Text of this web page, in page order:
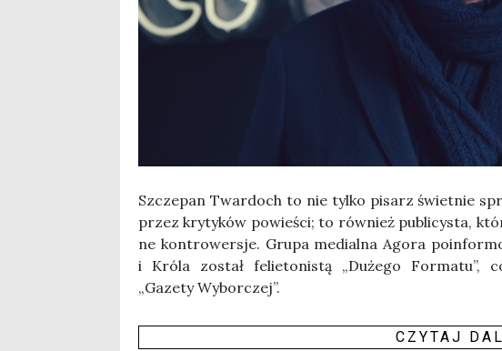
Szcze­pan Twar­doch to nie tyl­ko pisarz świet­nie
przez kry­ty­ków powie­ści; to rów­nież publi­cy­sta,
ne kon­tro­wer­sje. Gru­pa medial­na Ago­ra
i Kró­la został felie­to­ni­stą „Duże­go For­ma­tu”,
„Gaze­ty Wybor­czej”.
CZY­TAJ